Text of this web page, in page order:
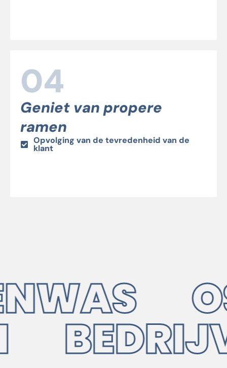
04
Geniet van propere
ramen
Opvolging van de tevredenheid van de
klant